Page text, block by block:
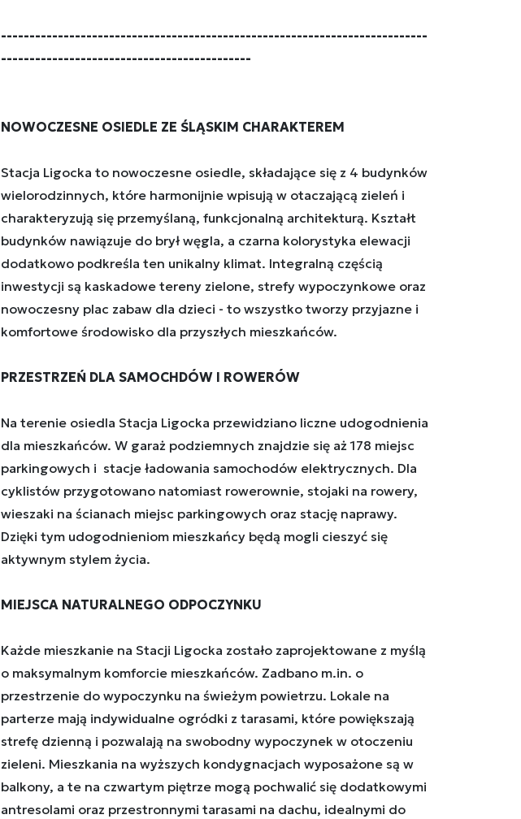
---------------------------------------------------------------------------
--------------------------------------------
NOWOCZESNE OSIEDLE ZE ŚLĄSKIM CHARAKTEREM
Stacja Ligocka to nowoczesne osiedle, składające się z 4 budynków
wielorodzinnych, które harmonijnie wpisują w otaczającą zieleń i
charakteryzują się przemyślaną, funkcjonalną architekturą. Kształt
budynków nawiązuje do brył węgla, a czarna kolorystyka elewacji
dodatkowo podkreśla ten unikalny klimat. Integralną częścią
inwestycji są kaskadowe tereny zielone, strefy wypoczynkowe oraz
nowoczesny plac zabaw dla dzieci - to wszystko tworzy przyjazne i
komfortowe środowisko dla przyszłych mieszkańców.
PRZESTRZEŃ DLA SAMOCHDÓW I ROWERÓW
Na terenie osiedla Stacja Ligocka przewidziano liczne udogodnienia
dla mieszkańców. W garaż podziemnych znajdzie się aż 178 miejsc
parkingowych i stacje ładowania samochodów elektrycznych. Dla
cyklistów przygotowano natomiast rowerownie, stojaki na rowery,
wieszaki na ścianach miejsc parkingowych oraz stację naprawy.
Dzięki tym udogodnieniom mieszkańcy będą mogli cieszyć się
aktywnym stylem życia.
MIEJSCA NATURALNEGO ODPOCZYNKU
Każde mieszkanie na Stacji Ligocka zostało zaprojektowane z myślą
o maksymalnym komforcie mieszkańców. Zadbano m.in. o
przestrzenie do wypoczynku na świeżym powietrzu. Lokale na
parterze mają indywidualne ogródki z tarasami, które powiększają
strefę dzienną i pozwalają na swobodny wypoczynek w otoczeniu
zieleni. Mieszkania na wyższych kondygnacjach wyposażone są w
balkony, a te na czwartym piętrze mogą pochwalić się dodatkowymi
antresolami oraz przestronnymi tarasami na dachu, idealnymi do